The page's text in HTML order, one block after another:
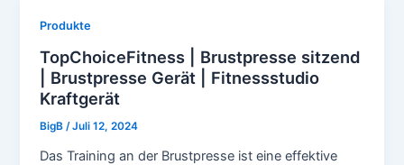
Produkte
TopChoiceFitness | Brustpresse sitzend
| Brustpresse Gerät | Fitnessstudio
Kraftgerät
BigB /Juli 12, 2024
Das Training an der Brustpresse ist eine effektive